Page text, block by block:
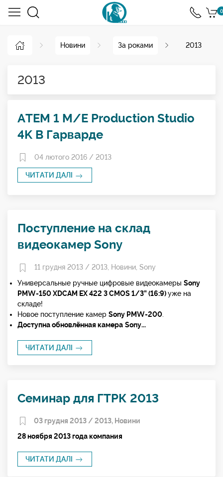
0
Новини За роками 2013
2013
ATEM 1 M/E Production Studio
4K В Гарварде
04 лютого 2016 / 2013
ЧИТАТИ ДАЛІ
Поступление на склад
видеокамер Sony
11 грудня 2013 / 2013, Новини, Sony
Универсальные ручные цифровые видеокамеры Sony
PMW-150 XDCAM EX 422 3 CMOS 1/3” (16:9)уже на
складе!
Новое поступление камер Sony PMW-200
Доступна обновлённая камера Sony...
ЧИТАТИ ДАЛІ
Семинар для ГТРК 2013
03 грудня 2013 / 2013, Новини
28ноября 2013 годакомпания
ЧИТАТИ ДАЛІ